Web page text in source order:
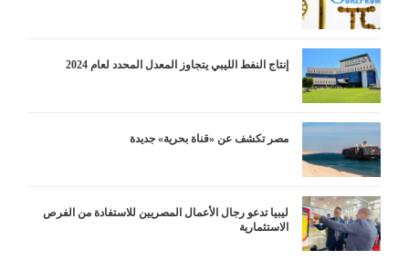
إنتاج النفط الليبي يتجاوز المعدل المحدد لعام 2024
مصر تكشف عن «قناة بحرية» جديدة
ليبيا تدعو رجال الأعمال المصريين للاستفادة من الفرص
الاستثمارية